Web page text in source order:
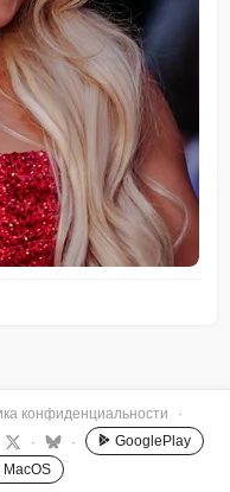
конфиденциальности
·
· ·
GooglePlay
MacOS